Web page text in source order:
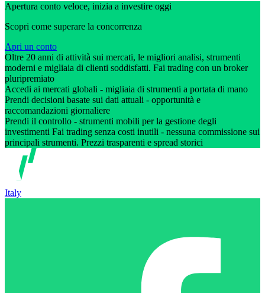
Apertura conto veloce, inizia a investire oggi
Scopri come superare la concorrenza
Apri un conto
Oltre 20 anni di attività sui mercati, le migliori analisi, strumenti
moderni e migliaia di clienti soddisfatti. Fai trading con un broker
pluripremiato
Accedi ai mercati globali - migliaia di strumenti a portata di mano
Prendi decisioni basate sui dati attuali - opportunità e
raccomandazioni giornaliere
Prendi il controllo - strumenti mobili per la gestione degli
investimenti Fai trading senza costi inutili - nessuna commissione sui
principali strumenti. Prezzi trasparenti e spread storici
Italy